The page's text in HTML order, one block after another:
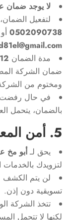
لا يوجد ضمان
لتفعيل
0502090738
مدة الضمان 12 شهراً بحد أقصى
ضمان الشركة
ومختوم من
في حال رفضت
بالضمان، يتحمل
5. أمن المعلومات והخصوصية
يحق لـأبو مخ
لتزويدك بالخدمات
لن يتم الكشف
تسويقية دون إذن.
تتخذ الشركة
لكنها لا تتحمل